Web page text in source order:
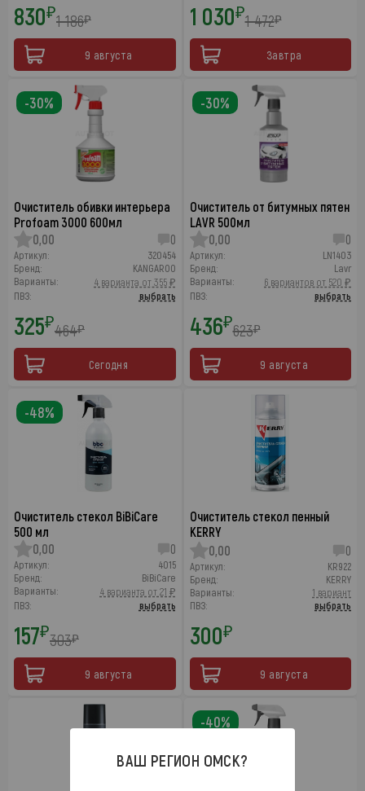
830₽1 186₽
9 августа
1 030₽1 472₽
Завтра
Очиститель обивки интерьера
Profoam 3000 600мл
0,00
0
Артикул:
320454
Бренд:
KANGAROO
Варианты:
4 варианта от 355 ₽
ПВЗ:
выбрать
325₽464₽
Сегодня
-30%
Очиститель от битумных пятен
LAVR 500мл
0,00
0
Артикул:
LN1403
Бренд:
Lavr
Варианты:
6 вариантов от 520 ₽
ПВЗ:
выбрать
436₽623₽
9 августа
-30%
Очиститель стекол BiBiCare
500 мл
0,00
0
Артикул:
4015
Бренд:
BiBiCare
Варианты:
4 варианта от 21 ₽
ПВЗ:
выбрать
157₽303₽
9 августа
-48%
Очиститель стекол пенный
KERRY
0,00
0
Артикул:
KR922
Бренд:
KERRY
Варианты:
1 вариант
ПВЗ:
выбрать
300₽
9 августа
-40%
ВАШ РЕГИОН ОМСК?